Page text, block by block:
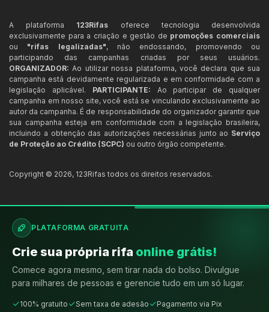
A plataforma 123Rifas oferece tecnologia desenvolvida
exclusivamente para a criação e gestão de promoções comerciais
ou "rifas legalizadas", não endossando, promovendo ou
participando das campanhas criadas por seus usuários.
ORGANIZADOR: Ao utilizar nossa plataforma, você declara que sua
campanha está devidamente regularizada e em conformidade com a
legislação aplicável. PARTICIPANTE: Ao participar de qualquer
campanha em nosso site, você está se vinculando exclusivamente ao
autor da campanha. É de responsabilidade do organizador garantir que
sua campanha esteja em conformidade com a legislação brasileira,
incluindo a obtenção das autorizações necessárias junto ao Serviço
de Proteção ao Crédito (SCPC) ou outro órgão competente.
Copyright © 2026, 123Rifas todos os direitos reservados.
PLATAFORMA GRATUITA
Crie sua própria rifa online grátis!
Comece agora mesmo, sem tirar nada do bolso. Divulgue
para milhares de pessoas e gerencie tudo em um só lugar.
100% gratuito Sem taxa de adesão Pagamento via Pix